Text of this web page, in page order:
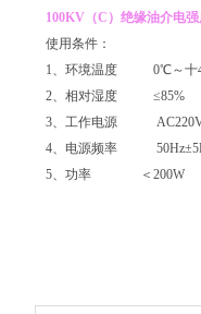
100KV（C）绝缘油介电
使用条件：
1、环境温度 0℃～十
2、相对湿度 ≤85%
3、工作电源
4、电源频率
5、功率 ＜200W